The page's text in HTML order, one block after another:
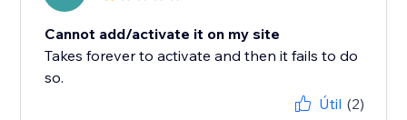
Cannot add/activate it on my site
Takes forever to activate and then it fails to do
so.
Útil (2)